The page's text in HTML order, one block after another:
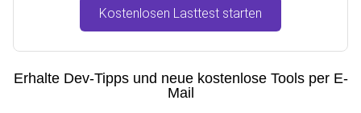
Kostenlosen Lasttest starten
Erhalte Dev-Tipps und neue kostenlose Tools per E-
Mail